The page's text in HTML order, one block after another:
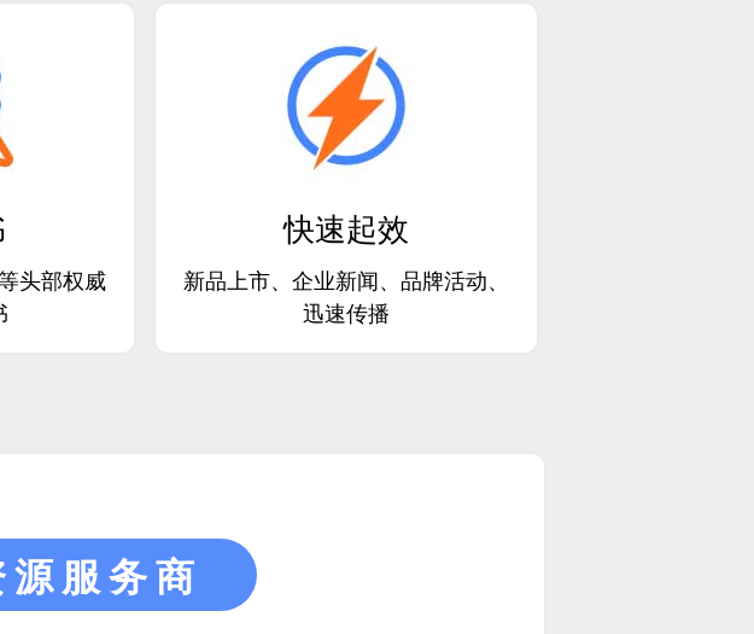
头部权威
快速起效
新品上市、企业新闻、品牌活动、
迅速传播
服务商